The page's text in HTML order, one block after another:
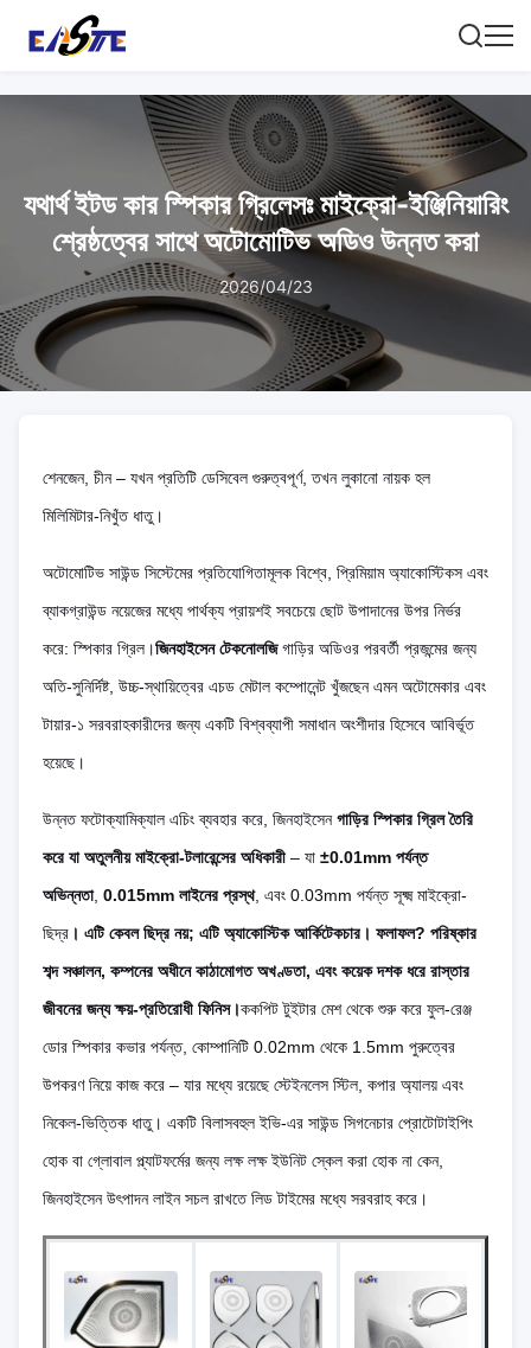
যথার্থ ইটড কার স্পিকার গ্রিলেসঃ মাইক্রো-ইঞ্জিনিয়ারিং
শ্রেষ্ঠত্বের সাথে অটোমোটিভ অডিও উন্নত করা
2026/04/23
শেনজেন, চীন – যখন প্রতিটি ডেসিবেল গুরুত্বপূর্ণ, তখন লুকানো নায়ক হল
মিলিমিটার-নিখুঁত ধাতু।
অটোমোটিভ সাউন্ড সিস্টেমের প্রতিযোগিতামূলক বিশ্বে, প্রিমিয়াম অ্যাকোস্টিকস এবং
ব্যাকগ্রাউন্ড নয়েজের মধ্যে পার্থক্য প্রায়শই সবচেয়ে ছোট উপাদানের উপর নির্ভর
করে: স্পিকার গ্রিল।জিনহাইসেন টেকনোলজিগাড়ির অডিওর পরবর্তী প্রজন্মের জন্য
অতি-সুনির্দিষ্ট, উচ্চ-স্থায়িত্বের এচড মেটাল কম্পোনেন্ট খুঁজছেন এমন অটোমেকার এবং
টায়ার-১ সরবরাহকারীদের জন্য একটি বিশ্বব্যাপী সমাধান অংশীদার হিসেবে আবির্ভূত
হয়েছে।
উন্নত ফটোক্যামিক্যাল এচিং ব্যবহার করে, জিনহাইসেনগাড়ির স্পিকার গ্রিল তৈরি
করে যা অতুলনীয় মাইক্রো-টলারেন্সের অধিকারী – যা ±0.01mm পর্যন্ত
অভিন্নতা, 0.015mm লাইনের প্রস্থ, এবং 0.03mm পর্যন্ত সূক্ষ্ম মাইক্রো-
ছিদ্র । এটি কেবল ছিদ্র নয়; এটি অ্যাকোস্টিক আর্কিটেকচার। ফলাফল? পরিষ্কার
শব্দ সঞ্চালন, কম্পনের অধীনে কাঠামোগত অখণ্ডতা, এবং কয়েক দশক ধরে রাস্তার
জীবনের জন্য ক্ষয়-প্রতিরোধী ফিনিস।ককপিট টুইটার মেশ থেকে শুরু করে ফুল-রেঞ্জ
ডোর স্পিকার কভার পর্যন্ত, কোম্পানিটি 0.02mm থেকে 1.5mm পুরুত্বের
উপকরণ নিয়ে কাজ করে – যার মধ্যে রয়েছে স্টেইনলেস স্টিল, কপার অ্যালয় এবং
নিকেল-ভিত্তিক ধাতু। একটি বিলাসবহুল ইভি-এর সাউন্ড সিগনেচার প্রোটোটাইপিং
হোক বা গ্লোবাল প্ল্যাটফর্মের জন্য লক্ষ লক্ষ ইউনিট স্কেল করা হোক না কেন,
জিনহাইসেন উৎপাদন লাইন সচল রাখতে লিড টাইমের মধ্যে সরবরাহ করে।